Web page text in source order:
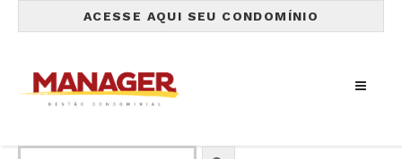
ACESSE AQUI SEU CONDOMÍNIO